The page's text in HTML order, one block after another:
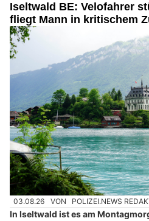
Iseltwald BE: Velofahrer
fliegt Mann in kritischem
03.08.26 VON POLIZEI.NEWS
In Iseltwald ist es am